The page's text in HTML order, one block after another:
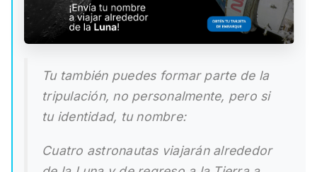
Tu también puedes formar parte de la
tripulación, no personalmente, pero si
tu identidad, tu nombre:
Cuatro astronautas viajarán alrededor